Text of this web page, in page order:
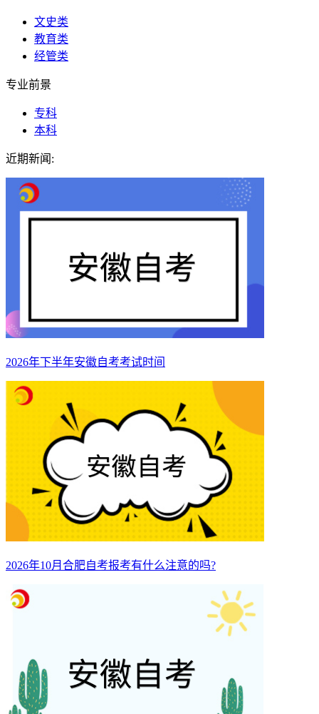
文史类
教育类
经管类
专业前景
专科
本科
近期新闻:
2026年下半年安徽自考考试时间
2026年10月合肥自考报考有什么注意的吗?